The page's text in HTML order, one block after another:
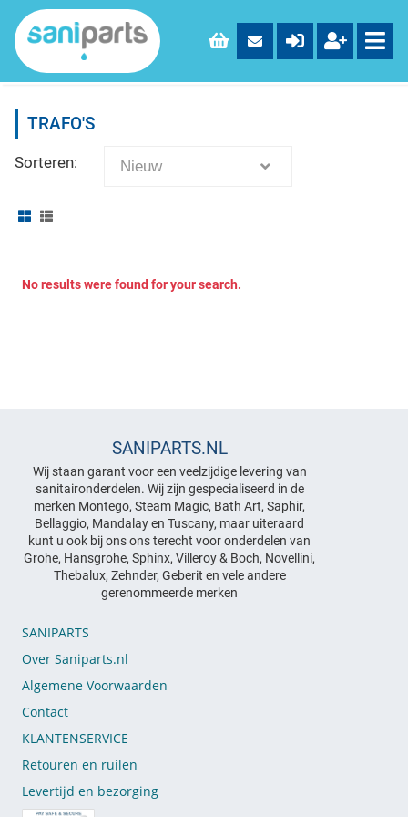
TRAFO'S
Sorteren: Nieuw
No results were found for your search.
SANIPARTS.NL
Wij staan garant voor een veelzijdige levering van
sanitaironderdelen. Wij zijn gespecialiseerd in de
merken Montego, Steam Magic, Bath Art, Saphir,
Bellaggio, Mandalay en Tuscany, maar uiteraard
kunt u ook bij ons ons terecht voor onderdelen van
Grohe, Hansgrohe, Sphinx, Villeroy & Boch, Novellini,
Thebalux, Zehnder, Geberit en vele andere
gerenommeerde merken
SANIPARTS
Over Saniparts.nl
Algemene Voorwaarden
Contact
KLANTENSERVICE
Retouren en ruilen
Levertijd en bezorging